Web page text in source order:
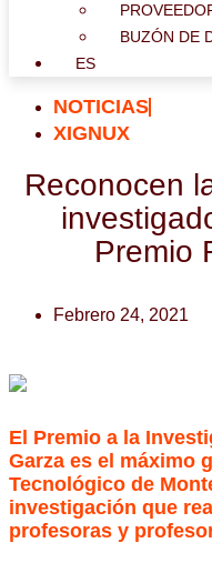
BUZÓN DE
ES
NOTICIAS
XIGNUX
Reconocen
Premio
Febrero 24, 2021
El Premio a la
Garza es el máximo
Tecnológico de
investigación que
profesoras y